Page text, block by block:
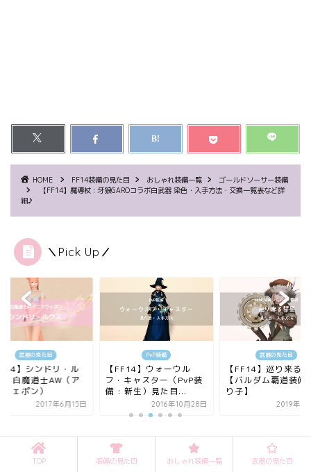
HOME FF14装備の見た目 おしゃれ装備一覧
ゴールドソーサー装備
【FF14】魔導杖 : 牙狼GAROコラボ白武器 染色・入手方法・交換一覧表など詳
細♪
＼Pick Up／
武器の見た目
】シンドリ・ル
: 白魔道士AW（ア
ェポン）
2017年6月15日
PvP装備
【FF14】ウォーウル
フ・キャスター（PvP装
備 : 新生）見た目...
2016年10月28日
武器の見た目
【FF14】巡り来る
【バルダム覇道装
り子】
2019年7
スポンサーリンク
TOP 装備の見た目 おしゃれ装備一覧 武器の見た目